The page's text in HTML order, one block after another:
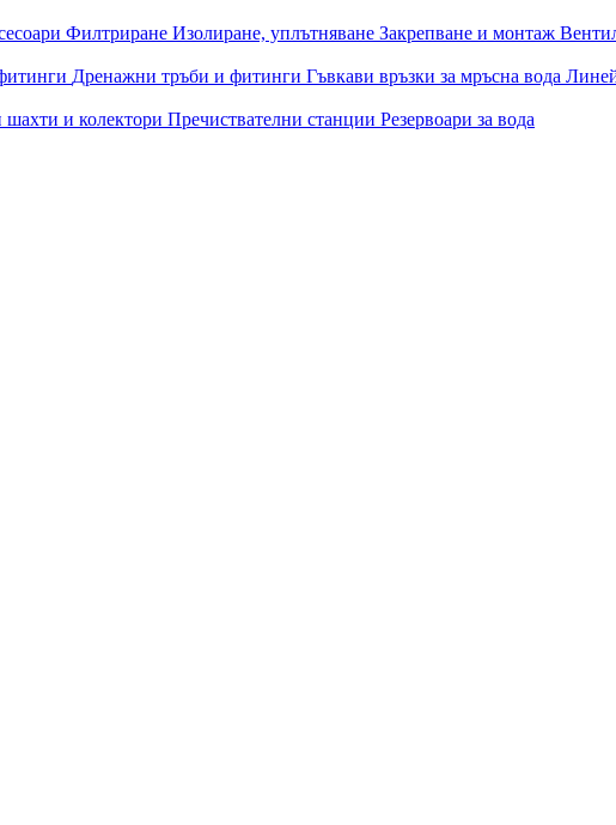
Филтриране Изолиране, уплътняване Закрепване и монтаж
Дренажни тръби и фитинги Гъвкави връзки за мръсна вода
шахти и колектори Пречиствателни станции Резервоари за вода